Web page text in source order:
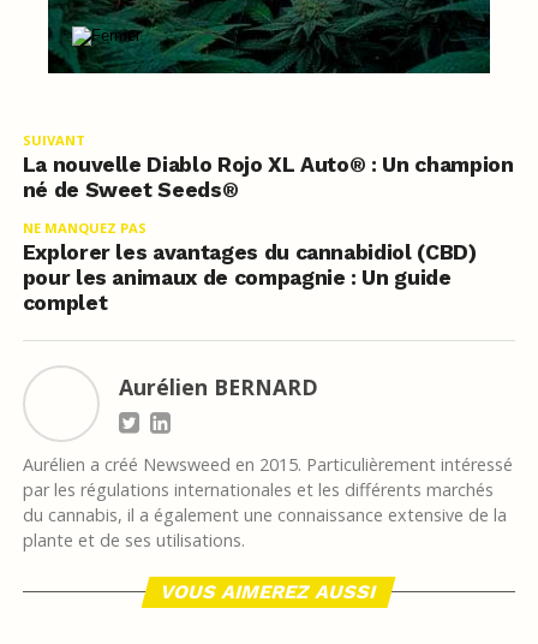
SUIVANT
La nouvelle Diablo Rojo XL Auto® : Un champion
né de Sweet Seeds®
NE MANQUEZ PAS
Explorer les avantages du cannabidiol (CBD)
pour les animaux de compagnie : Un guide
complet
Aurélien BERNARD
Aurélien a créé Newsweed en 2015. Particulièrement intéressé
par les régulations internationales et les différents marchés
du cannabis, il a également une connaissance extensive de la
plante et de ses utilisations.
VOUS AIMEREZ AUSSI